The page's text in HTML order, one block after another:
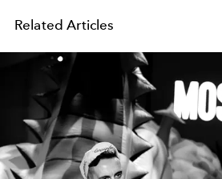
Related Articles